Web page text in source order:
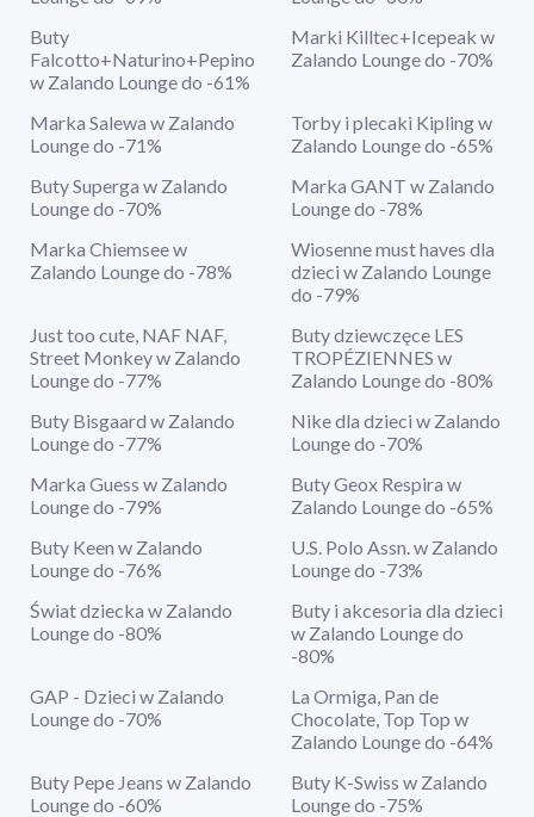
Buty
Falcotto+Naturino+Pepino
w Zalando Lounge do -61%
Marki Killtec+Icepeak w
Zalando Lounge do -70%
Marka Salewa w Zalando
Lounge do -71%
Torby i plecaki Kipling w
Zalando Lounge do -65%
Buty Superga w Zalando
Lounge do -70%
Marka GANT w Zalando
Lounge do -78%
Marka Chiemsee w
Zalando Lounge do -78%
Wiosenne must haves dla
dzieci w Zalando Lounge
do -79%
Just too cute, NAF NAF,
Street Monkey w Zalando
Lounge do -77%
Buty dziewczęce LES
TROPÉZIENNES w
Zalando Lounge do -80%
Buty Bisgaard w Zalando
Lounge do -77%
Nike dla dzieci w Zalando
Lounge do -70%
Marka Guess w Zalando
Lounge do -79%
Buty Geox Respira w
Zalando Lounge do -65%
Buty Keen w Zalando
Lounge do -76%
U.S. Polo Assn. w Zalando
Lounge do -73%
Świat dziecka w Zalando
Lounge do -80%
Buty i akcesoria dla dzieci
w Zalando Lounge do
-80%
GAP - Dzieci w Zalando
Lounge do -70%
La Ormiga, Pan de
Chocolate, Top Top w
Zalando Lounge do -64%
Buty Pepe Jeans w Zalando
Lounge do -60%
Buty K-Swiss w Zalando
Lounge do -75%